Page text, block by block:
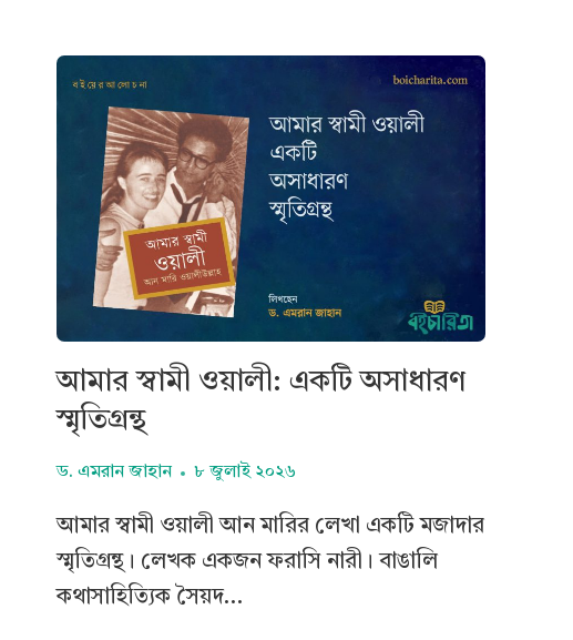
আমার স্বামী ওয়ালী: একটি অসাধারণ
স্মৃতিগ্রন্থ
ড. এমরান জাহান ৮ জুলাই ২০২৬
আমার স্বামী ওয়ালী আন মারির লেখা একটি মজাদার
স্মৃতিগ্রন্থ। লেখক একজন ফরাসি নারী। বাঙালি
কথাসাহিত্যিক সৈয়দ…